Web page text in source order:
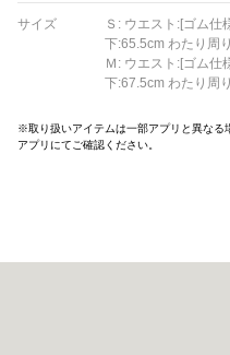
サイズ
Ｓ: ウエスト:[ゴム
下:65.5cm わたり周
Ｍ: ウエスト:[ゴム仕
下:67.5cm わたり周
※取り扱いアイテムは一部アプリと異なる
アプリにてご確認ください。